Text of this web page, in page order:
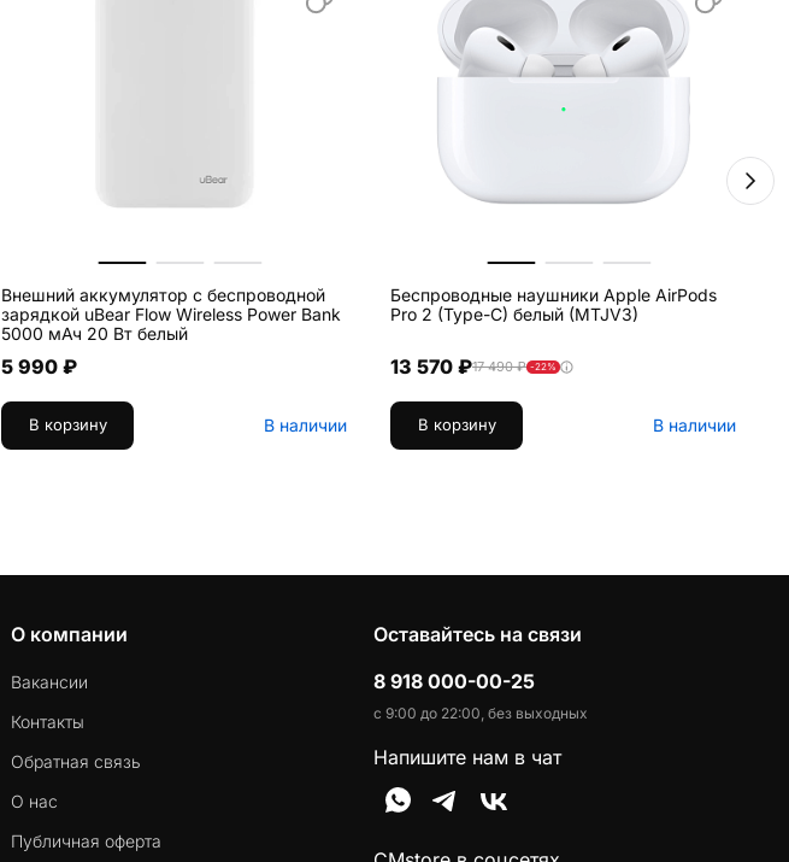
Внешний аккумулятор с беспроводной
зарядкой uBear Flow Wireless Power Bank
5000 мАч 20 Вт белый
5 990 ₽
В корзину В наличии
Беспроводные наушники Apple AirPods
Pro 2 (Type-C) белый (MTJV3)
13 570 ₽17 490 ₽ -22%
В корзину В наличии
О компании
Вакансии
Контакты
Обратная связь
О нас
Публичная оферта
Оставайтесь на связи
8 918 000-00-25
с 9:00 до 22:00, без выходных
Напишите нам в чат